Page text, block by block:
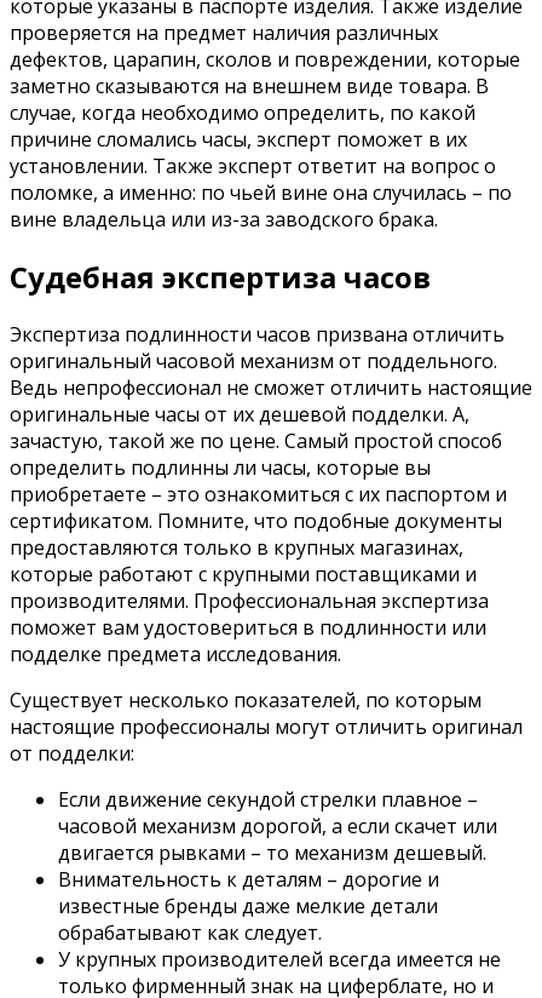
которые указаны в паспорте изделия. Также изделие
проверяется на предмет наличия различных
дефектов, царапин, сколов и повреждении, которые
заметно сказываются на внешнем виде товара. В
случае, когда необходимо определить, по какой
причине сломались часы, эксперт поможет в их
установлении. Также эксперт ответит на вопрос о
поломке, а именно: по чьей вине она случилась – по
вине владельца или из-за заводского брака.
Судебная экспертиза часов
Экспертиза подлинности часов призвана отличить
оригинальный часовой механизм от поддельного.
Ведь непрофессионал не сможет отличить настоящие
оригинальные часы от их дешевой подделки. А,
зачастую, такой же по цене. Самый простой способ
определить подлинны ли часы, которые вы
приобретаете – это ознакомиться с их паспортом и
сертификатом. Помните, что подобные документы
предоставляются только в крупных магазинах,
которые работают с крупными поставщиками и
производителями. Профессиональная экспертиза
поможет вам удостовериться в подлинности или
подделке предмета исследования.
Существует несколько показателей, по которым
настоящие профессионалы могут отличить оригинал
от подделки:
Если движение секундой стрелки плавное –
часовой механизм дорогой, а если скачет или
двигается рывками – то механизм дешевый.
Внимательность к деталям – дорогие и
известные бренды даже мелкие детали
обрабатывают как следует.
У крупных производителей всегда имеется не
только фирменный знак на циферблате, но и